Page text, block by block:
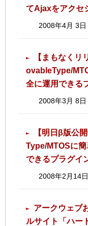
てAjaxをアクセ
2008年4月 3日
【まもなく
ovableType/
全に運用できる
2008年3月 8日
【明日β版公
Type/MTOSに
できるプラグイ
2008年2月14日
アークウェブ
ルサイト「ハー